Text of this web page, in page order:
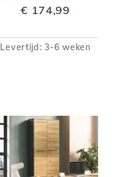
€ 174,99
Levertijd: 3-6 weken